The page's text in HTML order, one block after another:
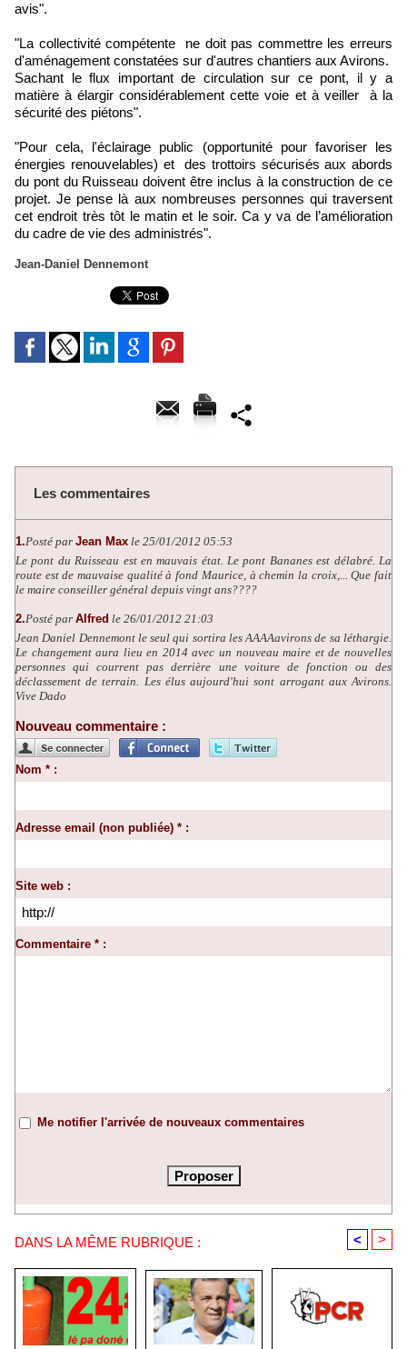
avis".
"La collectivité compétente ne doit pas commettre les erreurs
d'aménagement constatées sur d'autres chantiers aux Avirons.
Sachant le flux important de circulation sur ce pont, il y a
matière à élargir considérablement cette voie et à veiller à la
sécurité des piétons".
"Pour cela, l'éclairage public (opportunité pour favoriser les
énergies renouvelables) et des trottoirs sécurisés aux abords
du pont du Ruisseau doivent être inclus à la construction de ce
projet. Je pense là aux nombreuses personnes qui traversent
cet endroit très tôt le matin et le soir. Ca y va de l’amélioration
du cadre de vie des administrés".
Jean-Daniel Dennemont
Les commentaires
1.Posté par Jean Max le 25/01/2012 05:53
Le pont du Ruisseau est en mauvais état. Le pont Bananes est délabré. La
route est de mauvaise qualité à fond Maurice, à chemin la croix,... Que fait
le maire conseiller général depuis vingt ans????
2.Posté par Alfred le 26/01/2012 21:03
Jean Daniel Dennemont le seul qui sortira les AAAAavirons de sa léthargie.
Le changement aura lieu en 2014 avec un nouveau maire et de nouvelles
personnes qui courrent pas derrière une voiture de fonction ou des
déclassement de terrain. Les élus aujourd'hui sont arrogant aux Avirons.
Vive Dado
Nouveau commentaire :
Nom * :
Adresse email (non publiée) * :
Site web :
Commentaire * :
Me notifier l'arrivée de nouveaux commentaires
DANS LA MÊME RUBRIQUE : < >